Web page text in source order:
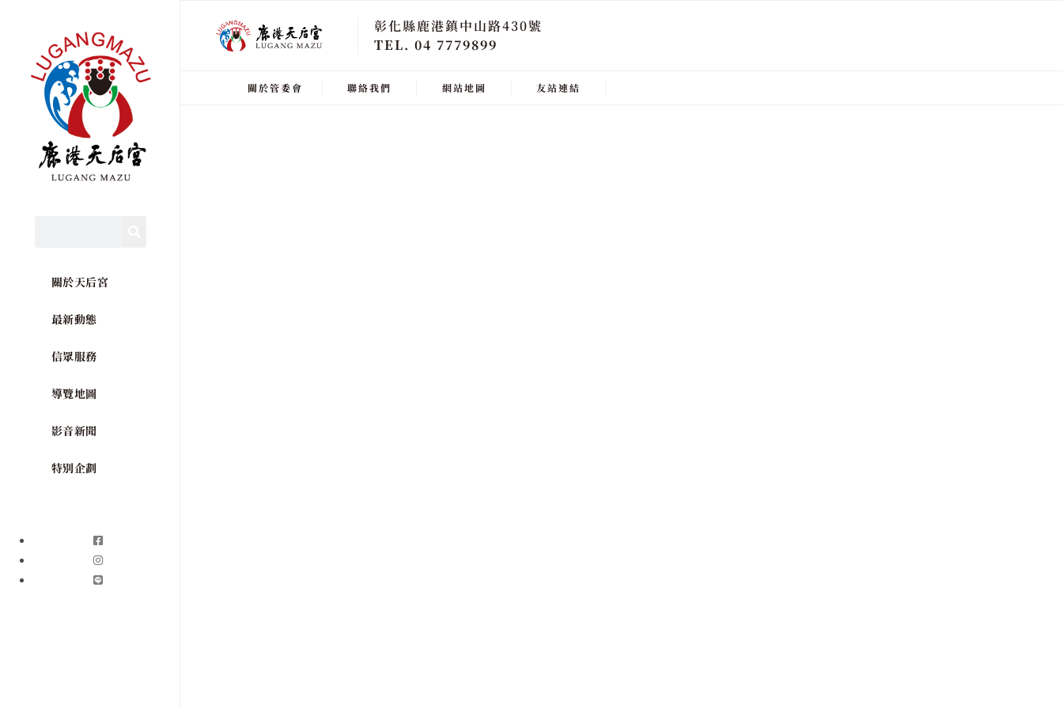
關於天后宮
最新動態
信眾服務
導覽地圖
影音新聞
特別企劃
彰化縣鹿港鎮中山路430號
TEL. 04 7779899
關於管委會 聯絡我們 網站地圖 友站連結